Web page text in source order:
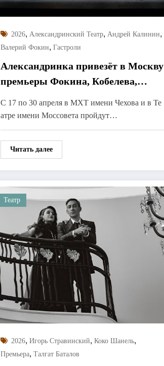
2026, Александринский Театр, Андрей Калинин,
Валерий Фокин, Гастроли
Александринка привезёт в Москву
премьеры Фокина, Кобелева,
С 17 по 30 апреля в МХТ имени Чехова и в Те
атре имени Моссовета пройдут…
Читать далее
Театр
2026, Игорь Стравинский, Коко Шанель,
Премьера, Талгат Баталов